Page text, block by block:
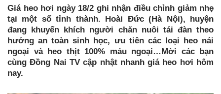
Giá heo hơi ngày 18/2 ghi nhận điều chỉnh giảm nhẹ
tại một số tỉnh thành. Hoài Đức (Hà Nội), huyện
đang khuyến khích người chăn nuôi tái đàn theo
hướng an toàn sinh học, ưu tiên các loại heo nái
ngoại và heo thịt 100% máu ngoại…Mời các bạn
cùng Đồng Nai TV cập nhật nhanh giá heo hơi hôm
nay.